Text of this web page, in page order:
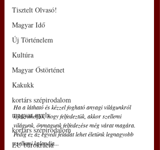
Tisztelt Olvasó!
Magyar Idő
Új Történelem
Kultúra
Magyar Őstörténet
Kakukk
kortárs szépirodalom
magyar nyelv
kortárs szépirodalom
EU bürokrácia
Ha a látható és kézzel fogható anyagi világunkról
kijelenthetjük, hogy felfedeztük, akkor szellemi
világunk, önmagunk felfedezése még várat magára.
Pedig ez az egyedi feladat lehet életünk legnagyobb
szellemi kalandja...